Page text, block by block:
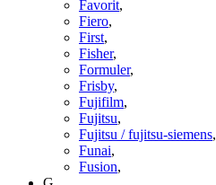
Favorit,
Fiero,
First,
Fisher,
Formuler,
Frisby,
Fujifilm,
Fujitsu,
Fujitsu / fujitsu-siemens,
Funai,
Fusion,